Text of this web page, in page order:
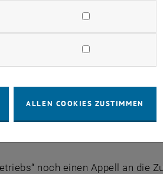
Bauverträge: Bei der
zu reduzieren, um den latenten
zielgerichteten Einsatz moderner
jedoch weiterhin dem
noch einen Appell an die
ALLEN COOKIES ZUSTIMMEN